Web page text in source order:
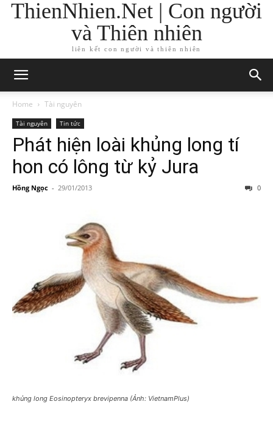
ThienNhien.Net | Con người
và Thiên nhiên
liên kết con người và thiên nhiên
Home Tài nguyên
Tài nguyên Tin tức
Phát hiện loài khủng long tí
hon có lông từ kỷ Jura
Hồng Ngọc - 29/01/2013 0
khủng long Eosinopteryx brevipenna (Ảnh: VietnamPlus)